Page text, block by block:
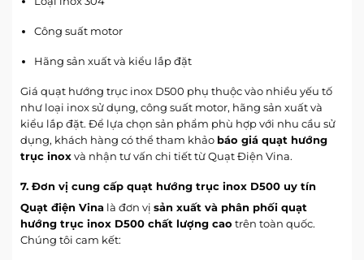
Công suất motor
Hãng sản xuất và kiểu lắp đặt
Giá quạt hướng trục inox D500 phụ thuộc vào nhiều yếu tố
như loại inox sử dụng, công suất motor, hãng sản xuất và
kiểu lắp đặt. Để lựa chọn sản phẩm phù hợp với nhu cầu sử
dụng, khách hàng có thể tham khảo báo giá quạt hướng
trục inoxvà nhận tư vấn chi tiết từ Quạt Điện Vina.
7. Đơn vị cung cấp quạt hướng trục inox D500 uy tín
Quạt điện Vina là đơn vị sản xuất và phân phối quạt
hướng trục inox D500 chất lượng cao trên toàn quốc.
Chúng tôi cam kết: